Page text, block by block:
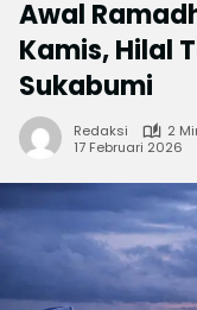
Awal
Kamis, Hilal
Sukabumi
Redaksi
2
17 Februari 2026